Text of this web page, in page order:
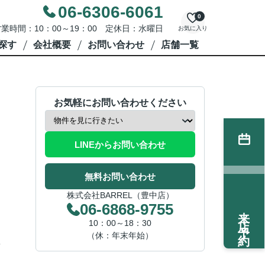
06-6306-6061
時間：10：00～19：00 定休日：水曜日 お気に入り
0
す 会社概要 お問い合わせ 店舗一覧
お気軽にお問い合わせください
LINEからお問い合わせ
無料お問い合わせ
株式会社BARREL（豊中店）
06-6868-9755
10：00～18：30
（休：年末年始）
来店予約